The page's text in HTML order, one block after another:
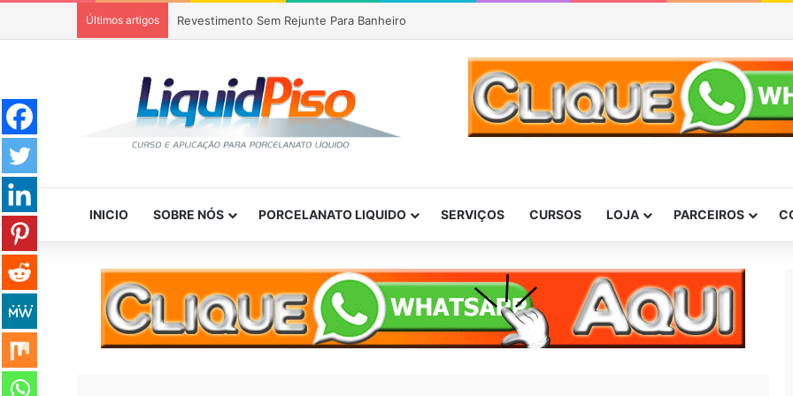
Últimos artigos Revestimento Sem Rejunte Para Banheiro
INICIO SOBRE NÓS PORCELANATO LIQUIDO SERVIÇOS CURSOS LOJA PARCEIROS